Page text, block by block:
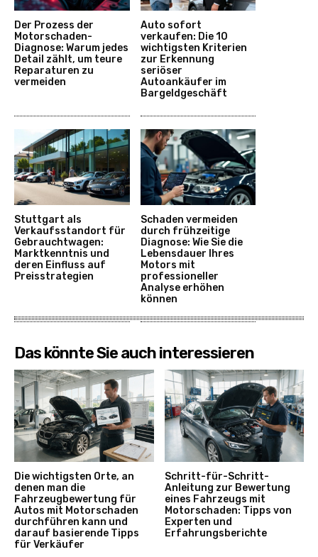
Der Prozess der
Motorschaden-
Diagnose: Warum jedes
Detail zählt, um teure
Reparaturen zu
vermeiden
Auto sofort
verkaufen: Die 10
wichtigsten Kriterien
zur Erkennung
seriöser
Autoankäufer im
Bargeldgeschäft
Stuttgart als
Verkaufsstandort für
Gebrauchtwagen:
Marktkenntnis und
deren Einfluss auf
Preisstrategien
Schaden vermeiden
durch frühzeitige
Diagnose: Wie Sie die
Lebensdauer Ihres
Motors mit
professioneller
Analyse erhöhen
können
Das könnte Sie auch interessieren
Die wichtigsten Orte, an
denen man die
Fahrzeugbewertung für
Autos mit Motorschaden
durchführen kann und
darauf basierende Tipps
für Verkäufer
Schritt-für-Schritt-
Anleitung zur Bewertung
eines Fahrzeugs mit
Motorschaden: Tipps von
Experten und
Erfahrungsberichte